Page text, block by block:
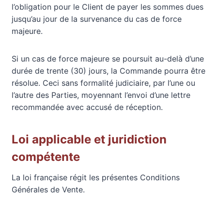
l’obligation pour le Client de payer les sommes dues
jusqu’au jour de la survenance du cas de force
majeure.
Si un cas de force majeure se poursuit au-delà d’une
durée de trente (30) jours, la Commande pourra être
résolue. Ceci sans formalité judiciaire, par l’une ou
l’autre des Parties, moyennant l’envoi d’une lettre
recommandée avec accusé de réception.
Loi applicable et juridiction
compétente
La loi française régit les présentes Conditions
Générales de Vente.